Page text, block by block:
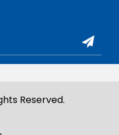
Reserved.